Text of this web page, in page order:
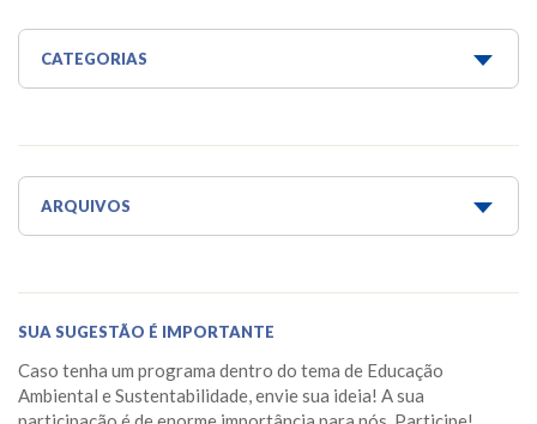
CATEGORIAS
Água para todos
Aquaponia e Estufa
Horta Escola
Horta Medicinal Suspensa
Jardim das Borboletas
ARQUIVOS
Maio 2026
Fevereiro 2026
SUA SUGESTÃO É IMPORTANTE
Caso tenha um programa dentro do tema de Educação
Ambiental e Sustentabilidade, envie sua ideia! A sua